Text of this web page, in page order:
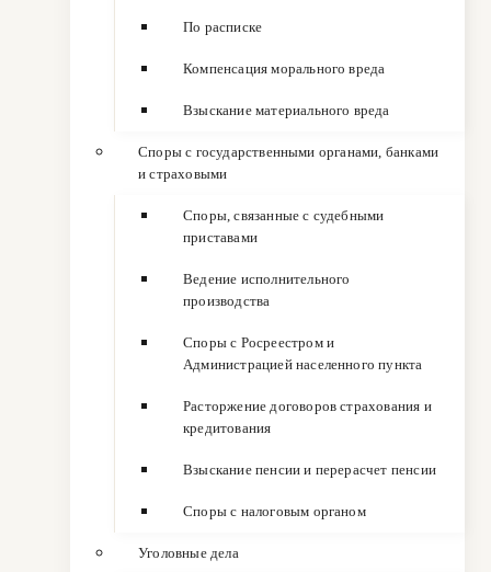
По расписке
Компенсация морального вреда
Взыскание материального вреда
Споры с государственными органами, банками
и страховыми
Споры, связанные с судебными
приставами
Ведение исполнительного
производства
Споры с Росреестром и
Администрацией населенного пункта
Расторжение договоров страхования и
кредитования
Взыскание пенсии и перерасчет пенсии
Споры с налоговым органом
Уголовные дела